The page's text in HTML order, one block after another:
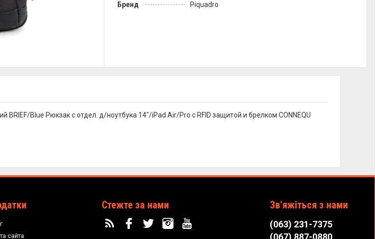
Бренд
Piquadro
BRIEF/Blue Рюкзак с отдел. д/ноутбука 14"/iPad Air/Pro с RFID защитой и брелком CONNEQU
сайта
Стежте за нами Зв'яжіться з нами
(063) 231-7375
(067) 887-0880